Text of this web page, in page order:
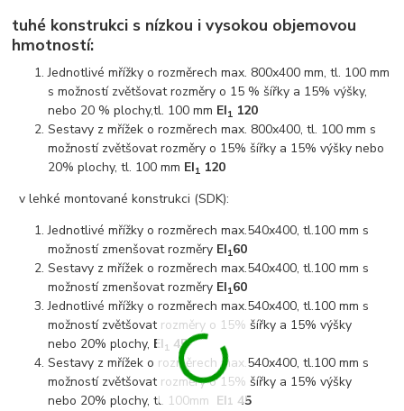
tuhé konstrukci s nízkou i vysokou objemovou
hmotností:
Jednotlivé mřížky o rozměrech max. 800x400 mm, tl. 100 mm
s možností zvětšovat rozměry o 15 % šířky a 15% výšky,
nebo 20 % plochy,tl. 100 mm EI1 120
Sestavy z mřížek o rozměrech max. 800x400, tl. 100 mm s
možností zvětšovat rozměry o 15% šířky a 15% výšky nebo
20% plochy, tl. 100 mm EI1 120
v lehké montované konstrukci (SDK):
Jednotlivé mřížky o rozměrech max.540x400, tl.100 mm s
možností zmenšovat rozměry EI160
Sestavy z mřížek o rozměrech max.540x400, tl.100 mm s
možností zmenšovat rozměry EI160
Jednotlivé mřížky o rozměrech max.540x400, tl.100 mm s
možností zvětšovat rozměry o 15% šířky a 15% výšky
nebo 20% plochy, EI1 45
Sestavy z mřížek o rozměrech max.540x400, tl.100 mm s
možností zvětšovat rozměry o 15% šířky a 15% výšky
nebo 20% plochy, tl. 100mm EI1 45